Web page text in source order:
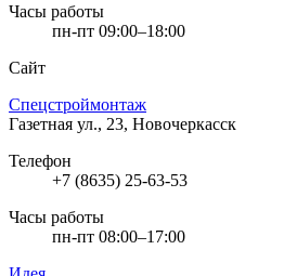
Часы работы
пн-пт 09:00–18:00
Сайт
Спецстроймонтаж
Газетная ул., 23, Новочеркасск
Телефон
+7 (8635) 25-63-53
Часы работы
пн-пт 08:00–17:00